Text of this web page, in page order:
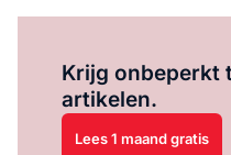
Krijg onbeperkt
artikelen.
Lees 1 maand gratis